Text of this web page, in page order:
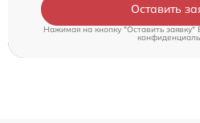
Оставить
Нажимая на кнопку "Оставить